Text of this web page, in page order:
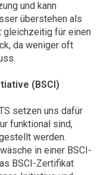
und kann
überstehen als
gleichzeitig für einen
da weniger oft
(BSCI)
setzen uns dafür
funktional sind,
werden.
in einer BSCI-
BSCI-Zertifikat